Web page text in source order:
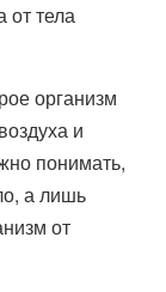
от тела
организм
и
понимать,
а лишь
от